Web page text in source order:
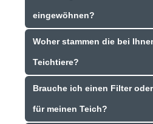
eingewöhnen?
Woher stammen die bei
Teichtiere?
Brauche ich einen Filter
für meinen Teich?